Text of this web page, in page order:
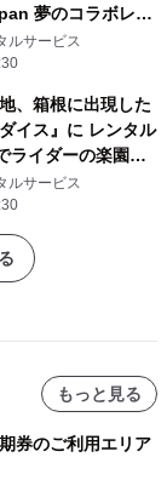
夢のコラボレー
ルサービス
、箱根に出現した
イス』に レンタル
ライダーの楽園を
ルサービス
もっと見る
券のご利用エリア